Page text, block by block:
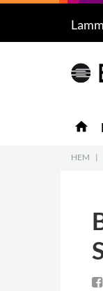
Produkter
home
HEM |